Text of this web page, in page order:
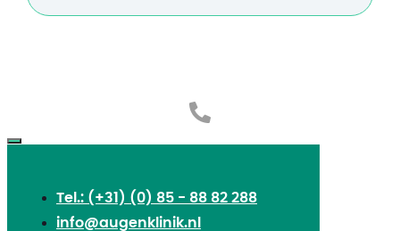
Tel.: (+31) (0) 85 - 88 82 288
info@augenklinik.nl